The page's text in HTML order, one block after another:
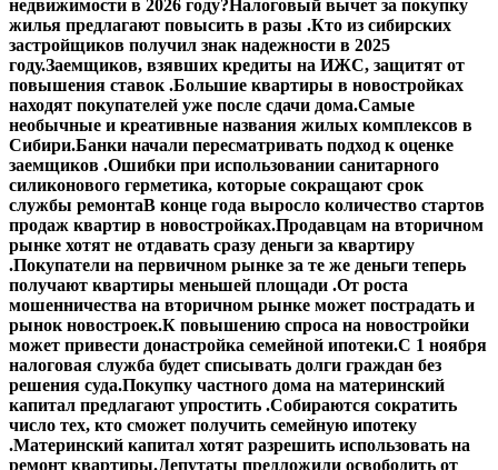
недвижимости в 2026 году?Налоговый вычет за покупку
жилья предлагают повысить в разы .Кто из сибирских
застройщиков получил знак надежности в 2025
году.Заемщиков, взявших кредиты на ИЖС, защитят от
повышения ставок .Большие квартиры в новостройках
находят покупателей уже после сдачи дома.Самые
необычные и креативные названия жилых комплексов в
Сибири.Банки начали пересматривать подход к оценке
заемщиков .Ошибки при использовании санитарного
силиконового герметика, которые сокращают срок
службы ремонтаВ конце года выросло количество стартов
продаж квартир в новостройках.Продавцам на вторичном
рынке хотят не отдавать сразу деньги за квартиру
.Покупатели на первичном рынке за те же деньги теперь
получают квартиры меньшей площади .От роста
мошенничества на вторичном рынке может пострадать и
рынок новостроек.К повышению спроса на новостройки
может привести донастройка семейной ипотеки.С 1 ноября
налоговая служба будет списывать долги граждан без
решения суда.Покупку частного дома на материнский
капитал предлагают упростить .Собираются сократить
число тех, кто сможет получить семейную ипотеку
.Материнский капитал хотят разрешить использовать на
ремонт квартиры.Депутаты предложили освободить от